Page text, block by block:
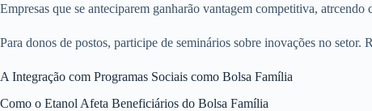
Empresas que se anteciparem ganharão vantagem competitiva,
Para donos de postos, participe de seminários sobre inovações no setor.
A Integração com Programas Sociais como Bolsa Família
Como o Etanol Afeta Beneficiários do Bolsa Família